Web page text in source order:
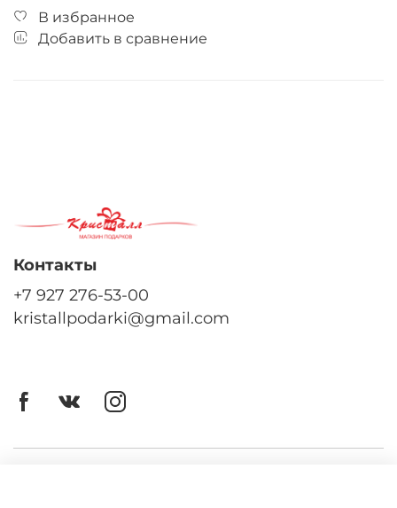
В избранное
Добавить в сравнение
Контакты
+7 927 276-53-00
kristallpodarki@gmail.com